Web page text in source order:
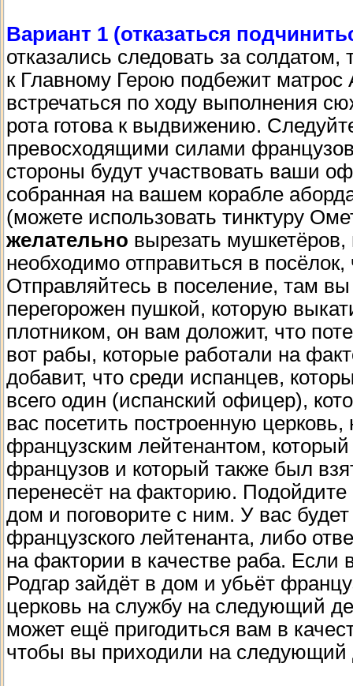
Вариант 1 (отказаться
отказались следовать за солдатом,
к Главному Герою подбежит
встречаться по ходу выполнения
рота готова к выдвижению.
превосходящими силами
стороны будут участвовать ваши
собранная на вашем корабле
(можете использовать тинктуру
желательно вырезать
необходимо отправиться в
Отправляйтесь в поселение, там
перегорожен пушкой, которую
плотником, он вам доложит, что
вот рабы, которые работали на
добавит, что среди испанцев,
всего один (испанский офицер),
вас посетить построенную
французским лейтенантом,
французов и который также был
перенесёт на факторию. Подойдите
дом и поговорите с ним. У вас
французского лейтенанта, либо
на фактории в качестве раба.
Родгар зайдёт в дом и убьёт
церковь на службу на следующий
может ещё пригодиться вам в
чтобы вы приходили на следующий